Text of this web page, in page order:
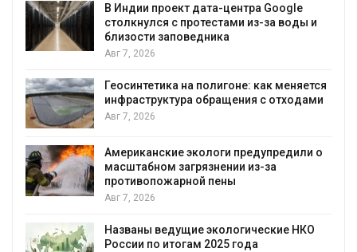
В Индии проект дата-центра Google
столкнулся с протестами из-за воды и
близости заповедника
Авг 7, 2026
Геосинтетика на полигоне: как меняется
инфраструктура обращения с отходами
Авг 7, 2026
Американские экологи предупредили о
масштабном загрязнении из-за
противопожарной пены
Авг 7, 2026
Названы ведущие экологические НКО
России по итогам 2025 года